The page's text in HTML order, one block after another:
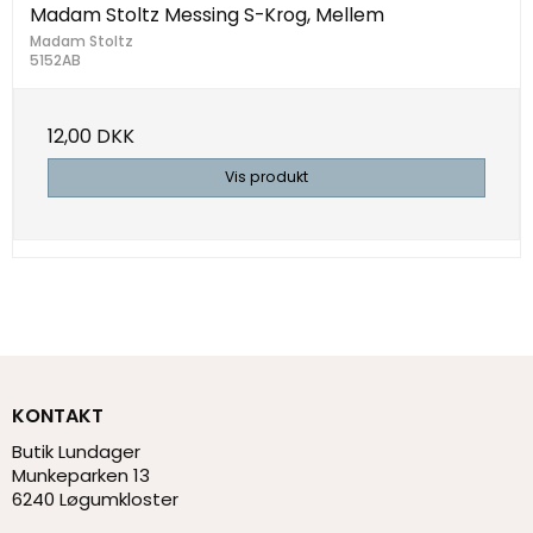
Madam Stoltz Messing S-Krog, Mellem
Madam Stoltz
5152AB
12,00 DKK
Vis produkt
KONTAKT
Butik Lundager
Munkeparken 13
6240 Løgumkloster